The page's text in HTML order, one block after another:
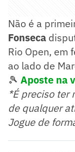
Não é a
Fonseca
Rio Open, em
ao lado de
🎾 Aposte na
*É preciso ter
de qualquer
Jogue de